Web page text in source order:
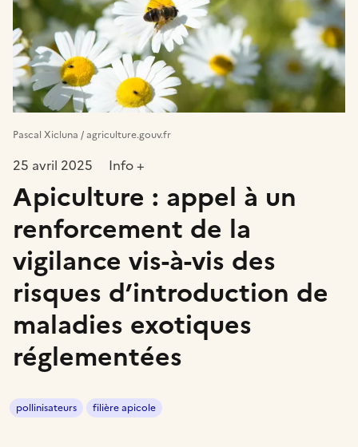
Pascal Xicluna / agriculture.gouv.fr
25 avril 2025 Info +
Apiculture : appel à un
renforcement de la
vigilance vis-à-vis des
risques d’introduction de
maladies exotiques
réglementées
pollinisateurs filière apicole